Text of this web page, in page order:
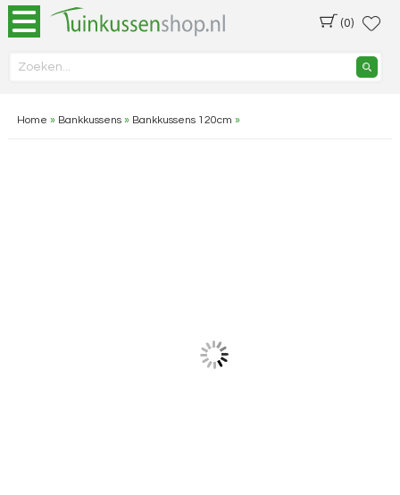
(0)
Home » Bankkussens» Bankkussens 120cm »